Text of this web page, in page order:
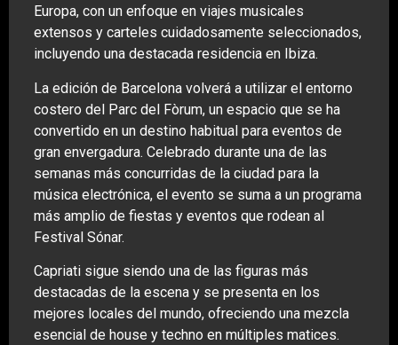
Europa, con un enfoque en viajes musicales
extensos y carteles cuidadosamente seleccionados,
incluyendo una destacada residencia en Ibiza.
La edición de Barcelona volverá a utilizar el entorno
costero del Parc del Fòrum, un espacio que se ha
convertido en un destino habitual para eventos de
gran envergadura. Celebrado durante una de las
semanas más concurridas de la ciudad para la
música electrónica, el evento se suma a un programa
más amplio de fiestas y eventos que rodean al
Festival Sónar.
Capriati sigue siendo una de las figuras más
destacadas de la escena y se presenta en los
mejores locales del mundo, ofreciendo una mezcla
esencial de house y techno en múltiples matices.